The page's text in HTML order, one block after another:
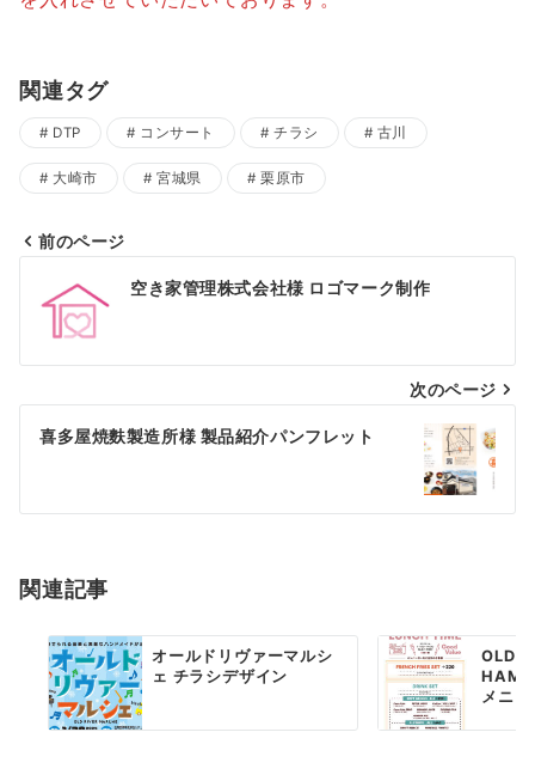
関連タグ
DTP コンサート チラシ 古川
大崎市 宮城県 栗原市
稿
ビ
ゲ
シ
ン
前のページ
空き家管理株式会社様 ロゴマーク制作
次のページ
喜多屋焼麩製造所様 製品紹介パンフレット
関連記事
オールドリヴァーマルシ
ェ チラシデザイン
OLD
メニュ